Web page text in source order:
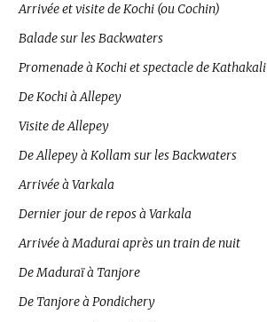
Arrivée et visite de Kochi (ou Cochin)
Balade sur les Backwaters
Promenade à Kochi et spectacle de Kathakali
De Kochi à Allepey
Visite de Allepey
De Allepey à Kollam sur les Backwaters
Arrivée à Varkala
Dernier jour de repos à Varkala
Arrivée à Madurai après un train de nuit
De Maduraï à Tanjore
De Tanjore à Pondichery